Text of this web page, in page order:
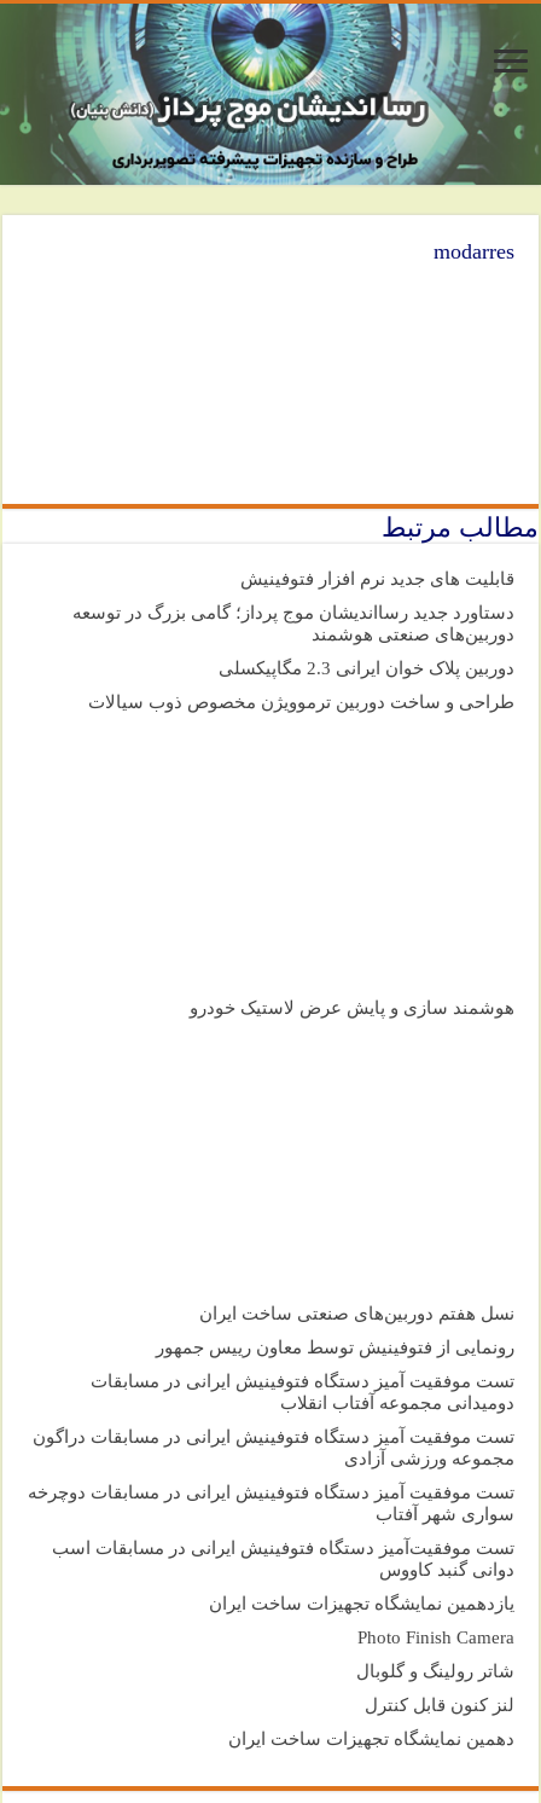
modarres
مطالب مرتبط
قابلیت های جدید نرم افزار فتوفینیش
دستاورد جدید رسااندیشان موج پرداز؛ گامی بزرگ در توسعه
دوربین‌های صنعتی هوشمند
دوربین پلاک خوان ایرانی 2.3 مگاپیکسلی
طراحی و ساخت دوربین ترموویژن مخصوص ذوب سیالات
هوشمند سازی و پایش عرض لاستیک خودرو
نسل هفتم دوربین‌های صنعتی ساخت ایران
رونمایی از فتوفینیش توسط معاون رییس جمهور
تست موفقیت آمیز دستگاه فتوفینیش ایرانی در مسابقات
دومیدانی مجموعه آفتاب انقلاب
تست موفقیت آمیز دستگاه فتوفینیش ایرانی در مسابقات دراگون
مجموعه ورزشی آزادی
تست موفقیت آمیز دستگاه فتوفینیش ایرانی در مسابقات دوچرخه
سواری شهر آفتاب
تست موفقیت‌آمیز دستگاه فتوفینیش ایرانی در مسابقات اسب
دوانی گنبد کاووس
یازدهمین نمایشگاه تجهیزات ساخت ایران
Photo Finish Camera
شاتر رولینگ و گلوبال
لنز کنون قابل کنترل
دهمین نمایشگاه تجهیزات ساخت ایران